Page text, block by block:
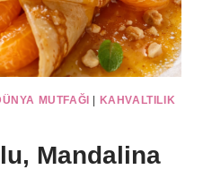
MUTFAĞI | KAHVALTILIK
Mandalina